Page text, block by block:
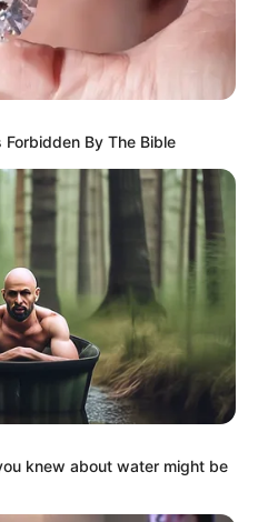
By The Bible
knew about water might be